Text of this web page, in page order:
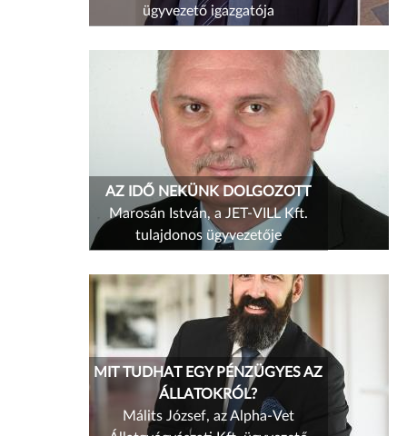
ügyvezető igazgatója
AZ IDŐ NEKÜNK DOLGOZOTT
Marosán István, a JET-VILL Kft.
tulajdonos ügyvezetője
MIT TUDHAT EGY PÉNZÜGYES AZ
ÁLLATOKRÓL?
Málits József, az Alpha-Vet